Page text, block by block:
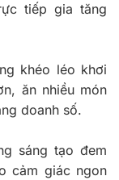
tiếp gia tăng
khéo léo khơi
ăn nhiều món
doanh số.
sáng tạo đem
cảm giác ngon